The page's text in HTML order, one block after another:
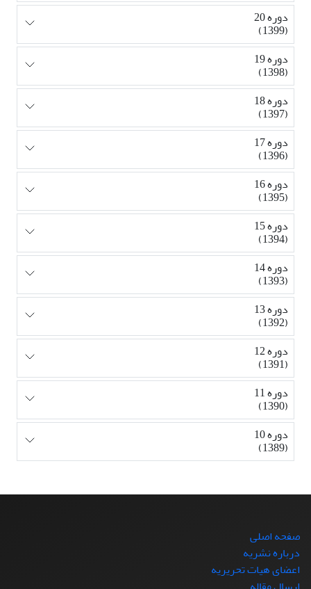
دوره 20
(1399)
دوره 19
(1398)
دوره 18
(1397)
دوره 17
(1396)
دوره 16
(1395)
دوره 15
(1394)
دوره 14
(1393)
دوره 13
(1392)
دوره 12
(1391)
دوره 11
(1390)
دوره 10
(1389)
صفحه اصلی
درباره نشریه
اعضای هیات تحریریه